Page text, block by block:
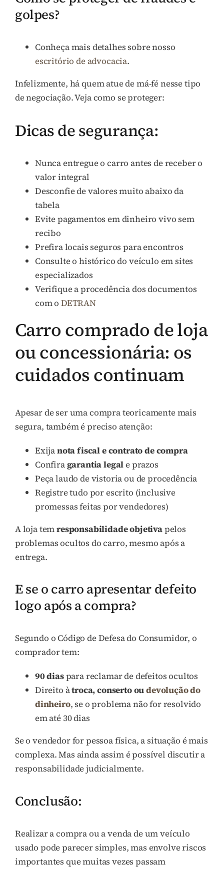
golpes?
Conheça mais detalhes sobre nosso
escritório de advocacia.
Infelizmente, há quem atue de má-fé nesse tipo
de negociação. Veja como se proteger:
Dicas de segurança:
Nunca entregue o carro antes de receber o
valor integral
Desconfie de valores muito abaixo da
tabela
Evite pagamentos em dinheiro vivo sem
recibo
Prefira locais seguros para encontros
Consulte o histórico do veículo em sites
especializados
Verifique a procedência dos documentos
com o DETRAN
Carro comprado de loja
ou concessionária: os
cuidados continuam
Apesar de ser uma compra teoricamente mais
segura, também é preciso atenção:
Exijanota fiscal e contrato de compra
Confiragarantia legale prazos
Peça laudo de vistoria ou de procedência
Registre tudo por escrito (inclusive
promessas feitas por vendedores)
A loja temresponsabilidade objetivapelos
problemas ocultos do carro, mesmo após a
entrega.
E se o carro apresentar defeito
logo após a compra?
Segundo o Código de Defesa do Consumidor, o
comprador tem:
90 diaspara reclamar de defeitos ocultos
Direito àtroca, conserto oudevolução do
dinheiro, se o problema não for resolvido
em até 30 dias
Se o vendedor for pessoa física, a situação é mais
complexa. Mas ainda assim é possível discutir a
responsabilidade judicialmente.
Conclusão:
Realizar a compra ou a venda de um veículo
usado pode parecer simples, mas envolve riscos
importantes que muitas vezes passam